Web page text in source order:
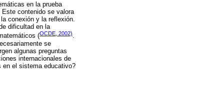
en la prueba
contenido se valora
conexión y la reflexión.
dificultad en la
(OCDE, 2002).
se
algunas preguntas
internacionales de
en el sistema educativo?